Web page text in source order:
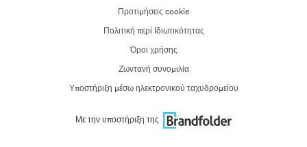
Προτιμήσεις cookie
Πολιτική περί Ιδιωτικότητας
Όροι χρήσης
Ζωντανή συνομιλία
Υποστήριξη μέσω ηλεκτρονικού ταχυδρομείου
Με την υποστήριξη της